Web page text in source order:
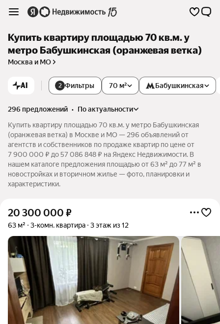
Купить квартиру площадью 70 кв.м. у
метро Бабушкинская (оранжевая ветка)
Москва и МО
AI 2 Фильтры 70 м² Бабушкинская
296 предложений •
по актуальности
Купить квартиру площадью 70 кв.м. у метро Бабушкинская
(оранжевая ветка) в Москве и МО — 296 объявлений от
агентств и собственников по продаже квартир по цене от
7 900 000 ₽ до 57 086 848 ₽ на Яндекс Недвижимости. В
нашем каталоге предложения площадью от 63 м² до 77 м² в
новостройках и вторичном жилье — фото, планировки и
характеристики.
20 300 000 ₽
63 м² 3-комн. квартира 3 этаж из 12